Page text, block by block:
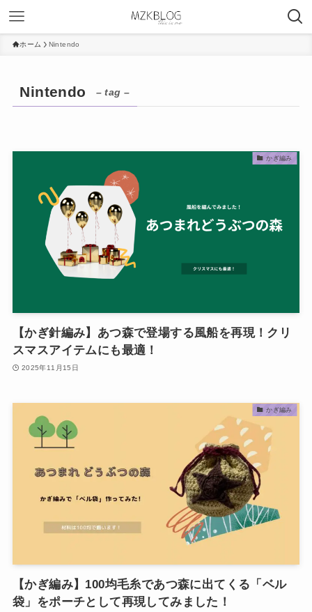
ホーム Nintendo
Nintendo – tag –
かぎ編み
【かぎ針編み】あつ森で登場する風船を再現！クリ
スマスアイテムにも最適！
2025年11月15日
かぎ編み
【かぎ編み】100均毛糸であつ森に出てくる「ベル
袋」をポーチとして再現してみました！